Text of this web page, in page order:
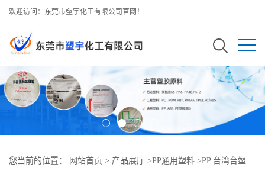
欢迎访问：东莞市塑宇化工有限公司官网！
您当前的位置： 网站首页 > 产品展厅 >PP通用塑料 >PP 台湾台塑